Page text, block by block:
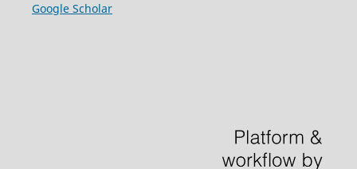
Google Scholar